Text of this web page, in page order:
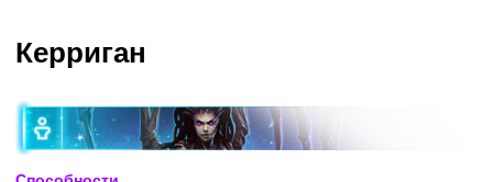
Керриган